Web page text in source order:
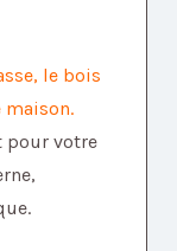
le bois
maison.
pour votre